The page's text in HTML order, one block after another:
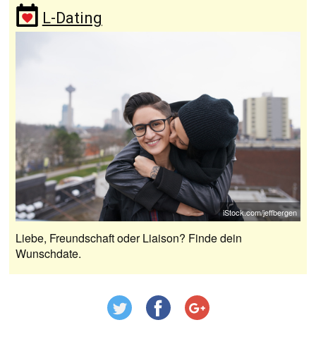
L-Dating
iStock.com/jeffbergen
Liebe, Freundschaft oder Liaison? Finde dein
Wunschdate.